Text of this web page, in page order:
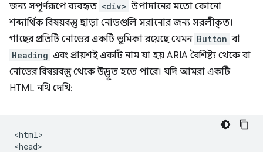
জন্য সম্পূর্ণরূপে ব্যবহৃত <div> উপাদানের মতো কোনো
শব্দার্থিক বিষয়বস্তু ছাড়া নোডগুলি সরানোর জন্য সরলীকৃত।
গাছের প্রতিটি নোডের একটি ভূমিকা রয়েছে যেমন Button বা
Heading এবং প্রায়শই একটি নাম যা হয় ARIA বৈশিষ্ট্য থেকে বা
নোডের বিষয়বস্তু থেকে উদ্ভূত হতে পারে। যদি আমরা একটি
HTML নথি দেখি:
<html>
<head>